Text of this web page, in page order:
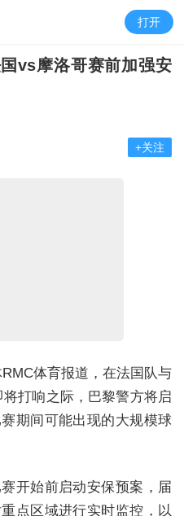
打开
vs摩洛哥赛前加强安
+关注
体育报道，在法国队与
打响之际，巴黎警方将启
期间可能出现的大规模球
开始前启动安保预案，届
点区域进行实时监控，以